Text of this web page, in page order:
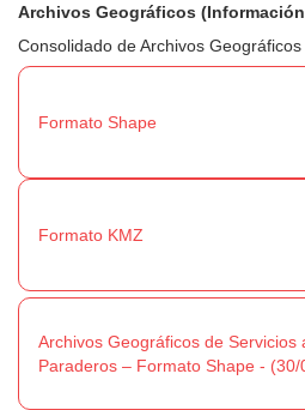
Archivos Geográficos
Consolidado de Archivos
Formato Shape
Formato KMZ
Archivos Geográficos de Servicios
Paraderos – Formato Shape - (30/